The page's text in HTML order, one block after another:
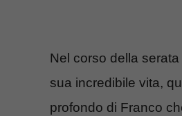
Nel corso della serata
sua incredibile vita,
profondo di Franco